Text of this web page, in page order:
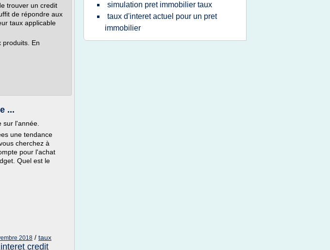
trouver un credit
de répondre aux
taux applicable
produits. En
...
sur l'année.
une tendance
cherchez à
pour l'achat
Quel est le
2018 / taux
credit
simulation pret immobilier taux
taux d'interet actuel pour un pret
immobilier